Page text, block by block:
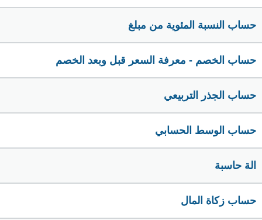
حساب النسبة المئوية من مبلغ
حساب الخصم - معرفة السعر قبل وبعد الخصم
حساب الجذر التربيعي
حساب الوسط الحسابي
الة حاسبة
حساب زكاة المال